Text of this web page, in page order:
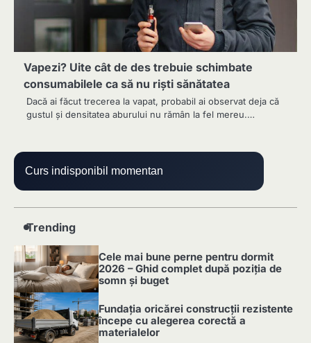
Vapezi? Uite cât de des trebuie schimbate
consumabilele ca să nu riști sănătatea
Dacă ai făcut trecerea la vapat, probabil ai observat deja că
gustul și densitatea aburului nu rămân la fel mereu.…
Curs indisponibil momentan
Trending
1
Cele mai bune perne pentru dormit
2026 – Ghid complet după poziția de
somn și buget
Fundația oricărei construcții rezistente
începe cu alegerea corectă a
materialelor